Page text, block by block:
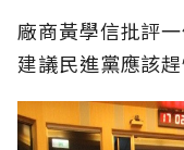
廠商黃學信批評
建議民進黨應該